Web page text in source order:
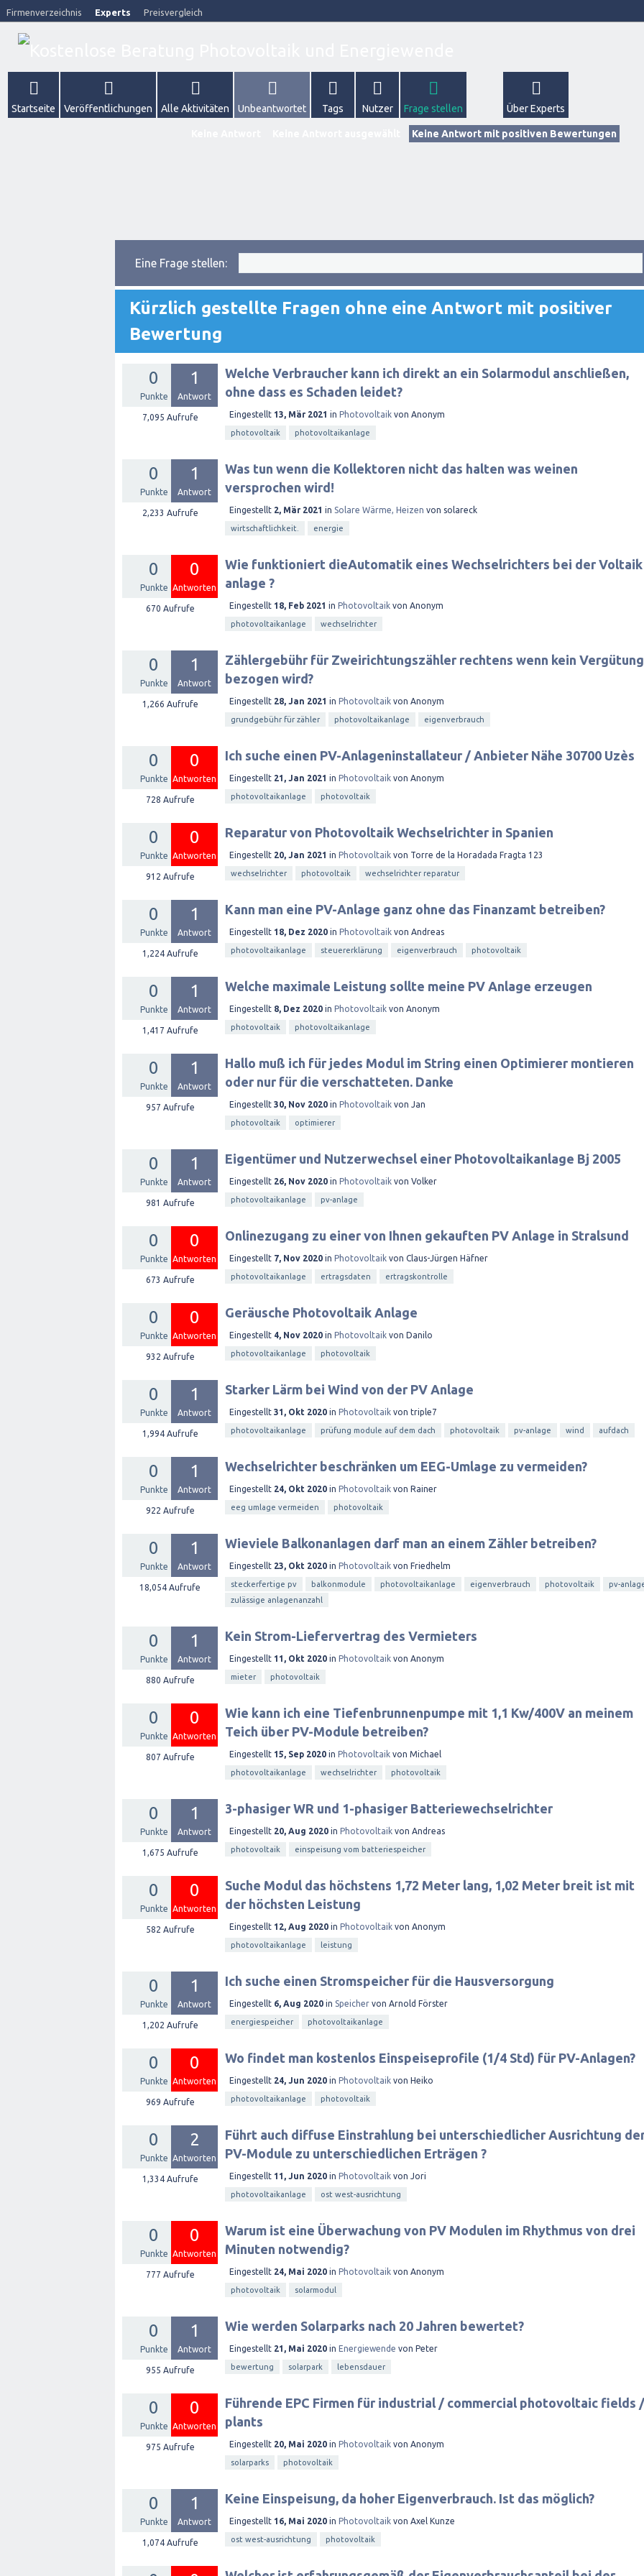
Firmenverzeichnis Experts Preisvergleich
Startseite Veröffentlichungen Alle Aktivitäten Unbeantwortet Tags Nutzer Frage stellen Über Experts
Keine Antwort mit positiven Bewertungen
Eine Frage stellen:
Kürzlich gestellte Fragen ohne eine Antwort mit positiver
Bewertung
0
Punkte
1
Antwort
7,095 Aufrufe
Welche Verbraucher kann ich direkt an ein Solarmodul anschließen,
ohne dass es Schaden leidet?
Eingestellt 13, Mär 2021 in Photovoltaik von Anonym
photovoltaik photovoltaikanlage
0
Punkte
1
Antwort
2,233 Aufrufe
Was tun wenn die Kollektoren nicht das halten was weinen
versprochen wird!
Eingestellt 2, Mär 2021 in Solare Wärme, Heizen von solareck
wirtschaftlichkeit. energie
0
Punkte
0
Antworten
670 Aufrufe
Wie funktioniert dieAutomatik eines Wechselrichters bei der Voltaik
anlage ?
Eingestellt 18, Feb 2021 in Photovoltaik von Anonym
photovoltaikanlage wechselrichter
0
Punkte
1
Antwort
1,266 Aufrufe
Zählergebühr für Zweirichtungszähler rechtens wenn kein Vergütung
bezogen wird?
Eingestellt 28, Jan 2021 in Photovoltaik von Anonym
grundgebühr für zähler photovoltaikanlage eigenverbrauch
0
Punkte
0
Antworten
728 Aufrufe
Ich suche einen PV-Anlageninstallateur / Anbieter Nähe 30700 Uzès
Eingestellt 21, Jan 2021 in Photovoltaik von Anonym
photovoltaikanlage photovoltaik
0
Punkte
0
Antworten
912 Aufrufe
Reparatur von Photovoltaik Wechselrichter in Spanien
Eingestellt 20, Jan 2021 in Photovoltaik von Torre de la Horadada Fragta 123
wechselrichter photovoltaik wechselrichter reparatur
0
Punkte
1
Antwort
1,224Aufrufe
Kann man eine PV-Anlage ganz ohne das Finanzamt betreiben?
Eingestellt 18, Dez 2020 in Photovoltaik von Andreas
photovoltaikanlage steuererklärung eigenverbrauch photovoltaik
0
Punkte
1
Antwort
1,417 Aufrufe
Welche maximale Leistung sollte meine PV Anlage erzeugen
Eingestellt 8, Dez 2020 in Photovoltaik von Anonym
photovoltaik photovoltaikanlage
0
Punkte
1
Antwort
957 Aufrufe
Hallo muß ich für jedes Modul im String einen Optimierer montieren
oder nur für die verschatteten. Danke
Eingestellt 30, Nov 2020 in Photovoltaik von Jan
photovoltaik optimierer
0
Punkte
1
Antwort
981 Aufrufe
Eigentümer und Nutzerwechsel einer Photovoltaikanlage Bj 2005
Eingestellt 26, Nov 2020 in Photovoltaik von Volker
photovoltaikanlage pv-anlage
0
Punkte
0
Antworten
673 Aufrufe
Onlinezugang zu einer von Ihnen gekauften PV Anlage in Stralsund
Eingestellt 7, Nov 2020 in Photovoltaik von Claus-Jürgen Häfner
photovoltaikanlage ertragsdaten ertragskontrolle
0
Punkte
0
Antworten
932 Aufrufe
Geräusche Photovoltaik Anlage
Eingestellt 4, Nov 2020 in Photovoltaik von Danilo
photovoltaikanlage photovoltaik
0
Punkte
1
Antwort
1,994Aufrufe
Starker Lärm bei Wind von der PV Anlage
Eingestellt 31, Okt 2020 in Photovoltaik von triple7
photovoltaikanlage prüfung module auf dem dach photovoltaik pv-anlage wind aufdach
0
Punkte
1
Antwort
922 Aufrufe
Wechselrichter beschränken um EEG-Umlage zu vermeiden?
Eingestellt 24, Okt 2020 in Photovoltaik von Rainer
eeg umlage vermeiden photovoltaik
0
Punkte
1
Antwort
18,054 Aufrufe
Wieviele Balkonanlagen darf man an einem Zähler betreiben?
Eingestellt 23, Okt 2020 in Photovoltaik von Friedhelm
steckerfertige pv balkonmodule photovoltaikanlage eigenverbrauch photovoltaik
pv-
zulässige anlagenanzahl
0
Punkte
1
Antwort
880 Aufrufe
Kein Strom-Liefervertrag des Vermieters
Eingestellt 11, Okt 2020 in Photovoltaik von Anonym
mieter photovoltaik
0
Punkte
0
Antworten
807 Aufrufe
Wie kann ich eine Tiefenbrunnenpumpe mit 1,1 Kw/400V an meinem
Teich über PV-Module betreiben?
Eingestellt 15, Sep 2020 in Photovoltaik von Michael
photovoltaikanlage wechselrichter photovoltaik
0
Punkte
1
Antwort
1,675 Aufrufe
3-phasiger WR und 1-phasiger Batteriewechselrichter
Eingestellt 20, Aug 2020 in Photovoltaik von Andreas
photovoltaik einspeisung vom batteriespeicher
0
Punkte
0
Antworten
582 Aufrufe
Suche Modul das höchstens 1,72 Meter lang, 1,02 Meter breit ist mit
der höchsten Leistung
Eingestellt 12, Aug 2020 in Photovoltaik von Anonym
photovoltaikanlage leistung
0
Punkte
1
Antwort
1,202 Aufrufe
Ich suche einen Stromspeicher für die Hausversorgung
Eingestellt 6, Aug 2020 in Speicher von Arnold Förster
energiespeicher photovoltaikanlage
0
Punkte
0
Antworten
969 Aufrufe
Wo findet man kostenlos Einspeiseprofile (1/4 Std) für PV-Anlagen?
Eingestellt 24, Jun 2020 in Photovoltaik von Heiko
photovoltaikanlage photovoltaik
0
Punkte
2
Antworten
1,334Aufrufe
Führt auch diffuse Einstrahlung bei unterschiedlicher Ausrichtung
PV-Module zu unterschiedlichen Erträgen ?
Eingestellt 11, Jun 2020 in Photovoltaik von Jori
photovoltaikanlage ost west-ausrichtung
0
Punkte
0
Antworten
777 Aufrufe
Warum ist eine Überwachung von PV Modulen im Rhythmus von drei
Minuten notwendig?
Eingestellt 24, Mai 2020 in Photovoltaik von Anonym
photovoltaik solarmodul
0
Punkte
1
Antwort
955 Aufrufe
Wie werden Solarparks nach 20 Jahren bewertet?
Eingestellt 21, Mai 2020 in Energiewende von Peter
bewertung solarpark lebensdauer
0
Punkte
0
Antworten
975 Aufrufe
Führende EPC Firmen für industrial / commercial photovoltaic fields /
plants
Eingestellt 20, Mai 2020 in Photovoltaik von Anonym
solarparks photovoltaik
0
Punkte
1
Antwort
1,074Aufrufe
Keine Einspeisung, da hoher Eigenverbrauch. Ist das möglich?
Eingestellt 16, Mai 2020 in Photovoltaik von Axel Kunze
ost west-ausrichtung photovoltaik